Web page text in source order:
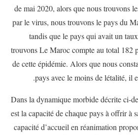
de mai 2020, alors que nous trouvons
par le virus, nous trouvons le pays du
tandis que le pays qui avait un
trouvons Le Maroc compte au total 182
de cette épidémie. Alors que nous
pays avec le moins de létalité, il
Dans la dynamique morbide décrite ci-
est la capacité de chaque pays à offrir à
capacité d’accueil en réanimation